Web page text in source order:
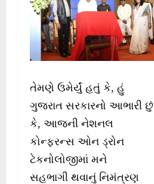
તેમણે ઉમેર્યું હતું કે, હું
ગુજરાત સરકારનો આભારી છું
કે, આજની નેશનલ
કોન્ફરન્સ ઓન ડ્રોન
ટેકનોલોજીમાં મને
સહભાગી થવાનું નિમંત્રણ